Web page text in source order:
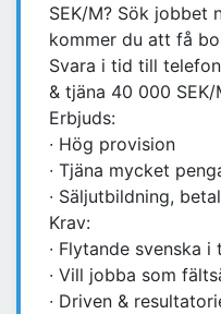
SEK/M? Sök jobbet
kommer du att få
Svara i tid till
& tjäna 40 000
Erbjuds:
∙ Hög provision
∙ Tjäna mycket
∙ Säljutbildning,
Krav:
∙ Flytande svenska
∙ Vill jobba som
∙ Driven &